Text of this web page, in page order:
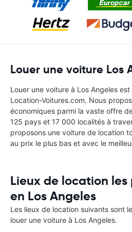
Louer une voiture Los
Louer une voiture à Los Angeles
Location-Voitures.com. Nous
économiques parmi la vaste offre
125 pays et 17 000 localités à
proposons une voiture de location
au prix le plus bas et avec le
Lieux de location
en Los Angeles
Les lieux de location suivants sont
louer une voiture à Los Angeles.